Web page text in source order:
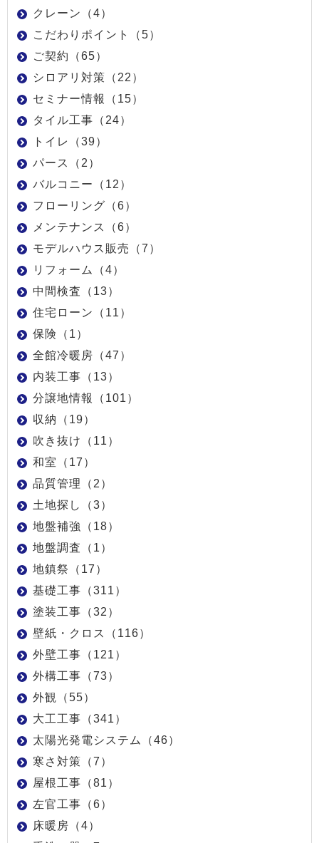
クレーン（4）
こだわりポイント（5）
ご契約（65）
シロアリ対策（22）
セミナー情報（15）
タイル工事（24）
トイレ（39）
パース（2）
バルコニー（12）
フローリング（6）
メンテナンス（6）
モデルハウス販売（7）
リフォーム（4）
中間検査（13）
住宅ローン（11）
保険（1）
全館冷暖房（47）
内装工事（13）
分譲地情報（101）
収納（19）
吹き抜け（11）
和室（17）
品質管理（2）
土地探し（3）
地盤補強（18）
地盤調査（1）
地鎮祭（17）
基礎工事（311）
塗装工事（32）
壁紙・クロス（116）
外壁工事（121）
外構工事（73）
外観（55）
大工工事（341）
太陽光発電システム（46）
寒さ対策（7）
屋根工事（81）
左官工事（6）
床暖房（4）